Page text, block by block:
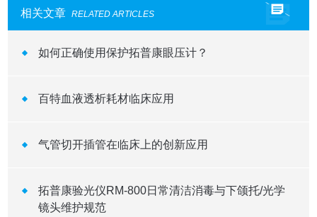
相关文章 RELATED ARTICLES
如何正确使用保护拓普康眼压计？
百特血液透析耗材临床应用
气管切开插管在临床上的创新应用
拓普康验光仪RM-800日常清洁消毒与下颌托/光学
镜头维护规范